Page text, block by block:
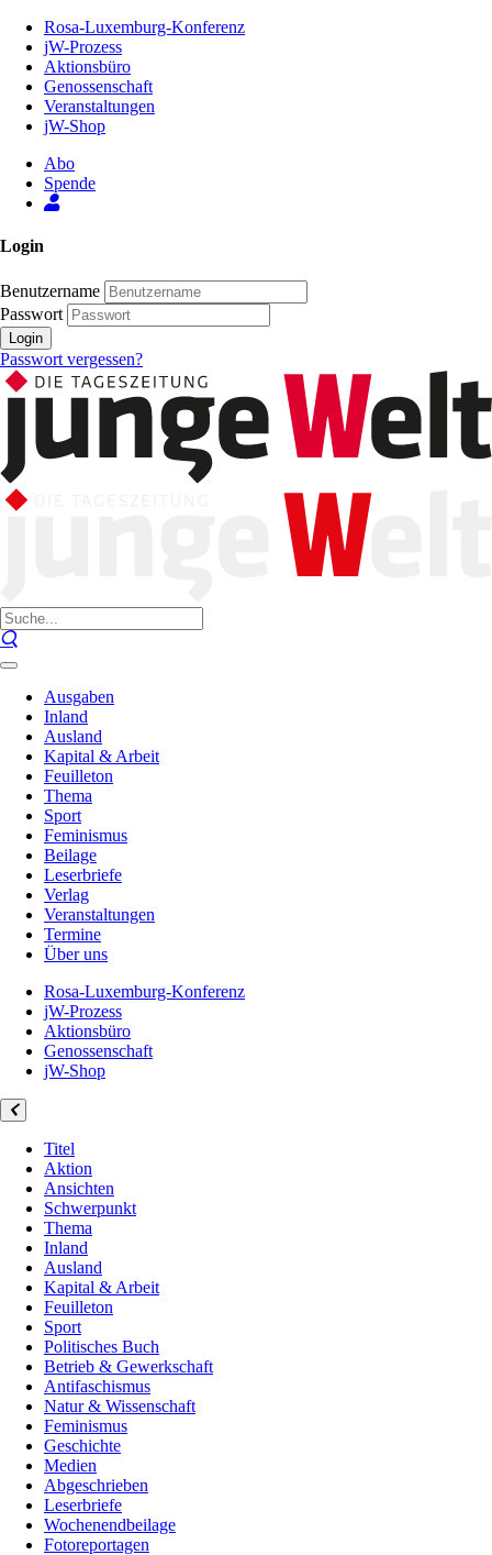
Inhalt
Seite
Rosa-Luxemburg-Konferenz
jW-Prozess
Aktionsbüro
Genossenschaft
Veranstaltungen
jW-Shop
Abo
Spende
Login
Benutzername
Passwort
Login
Passwort vergessen?
Ausgaben
Inland
Ausland
Kapital & Arbeit
Feuilleton
Thema
Sport
Feminismus
Beilage
Leserbriefe
Verlag
Veranstaltungen
Termine
Über uns
Rosa-Luxemburg-Konferenz
jW-Prozess
Aktionsbüro
Genossenschaft
jW-Shop
Titel
Aktion
Ansichten
Schwerpunkt
Thema
Inland
Ausland
Kapital & Arbeit
Feuilleton
Sport
Politisches Buch
Betrieb & Gewerkschaft
Antifaschismus
Natur & Wissenschaft
Feminismus
Geschichte
Medien
Abgeschrieben
Leserbriefe
Wochenendbeilage
Fotoreportagen